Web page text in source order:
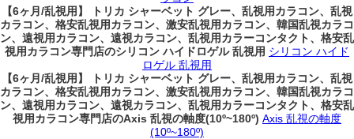
【6ヶ月/乱視用】 トリカ シャーベット グレー、乱視用カラコン、乱視
カラコン、格安乱視用カラコン、激安乱視用カラコン、韓国乱視カラコ
ン、遠視用カラコン、遠視カラコン、乱視用カラーコンタクト、格安乱
視用カラコン専門店のシリコン ハイドロゲル 乱視用 シリコン ハイド
ロゲル 乱視用
【6ヶ月/乱視用】 トリカ シャーベット グレー、乱視用カラコン、乱視
カラコン、格安乱視用カラコン、激安乱視用カラコン、韓国乱視カラコ
ン、遠視用カラコン、遠視カラコン、乱視用カラーコンタクト、格安乱
視用カラコン専門店のAxis 乱視の軸度(10º~180º) Axis 乱視の軸度
(10º~180º)